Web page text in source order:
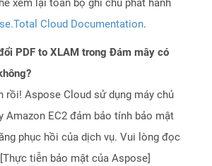
xem lại toàn bộ ghi chú phát hành
Cloud Documentation.
PDF to XLAM trong Đám mây có
rồi! Aspose Cloud sử dụng máy chủ
Amazon EC2 đảm bảo tính bảo mật
phục hồi của dịch vụ. Vui lòng đọc
tiễn bảo mật của Aspose]